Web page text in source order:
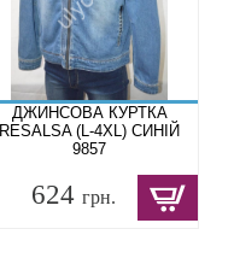
ДЖИНСОВА КУРТКА
RESALSA (L-4XL) СИНІЙ
9857
624грн.